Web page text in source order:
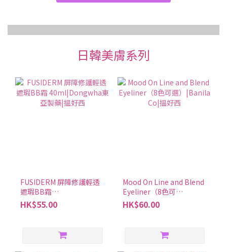
推薦給熱愛運動、健身的人進行肌肉鍛鍊後所產生的痠痛感，推薦
做太過頭往往會出現肌肉酸痛的情況。合利他命EX PLUS 強效錠含
成分，其中維他命B1 在身體所需能量具重要角色，而維他命B6 與
B12 跟神經功能息息相關，酸痛感也能獲得舒緩。合利他命 EX
PLUS 第3類醫藥品 點擊圖片有產品鏈接及介紹 合利他命 EX PLUS α
A」！ ③「合利他命A」其實是一家大小的保健好幫手 想為全家大小
選擇一款通用的保健藥品嗎？推薦選擇「合利他命A」，這也是合力
他命錠劑系列中唯一適合7歲以上孩童服用的產品。其他產品則是15
保健好幫手 ④「MEDICAL GOLD」其實對手腳麻痺有幫助 當感受到
日韓美膚系列
FUSIDERM 屏障修護輕透
遮瑕BB霜
40ml|Dongwha東亞製藥|
搵好西
HK$55.00
Mood On Line and Blend
Eyeliner（8色可
選）|Banila Co|搵好西
HK$60.00